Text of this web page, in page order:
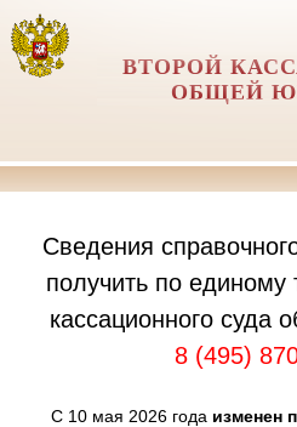
ВТОРОЙ
ОБЩЕЙ
Сведения
получить по единому
кассационного суда
8 (495)
С 10 мая 2026 года изменен